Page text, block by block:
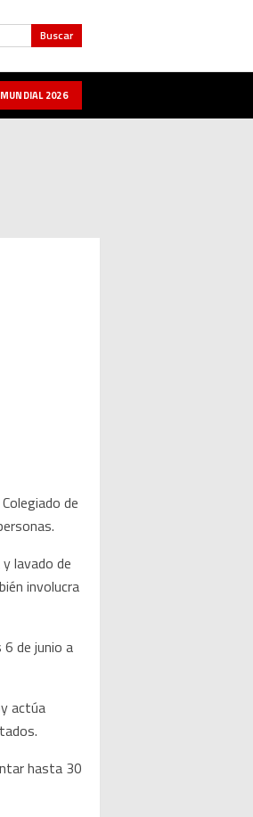
Buscar
MUNDIAL 2026
de
lavado de
involucra
de junio a
actúa
hasta 30